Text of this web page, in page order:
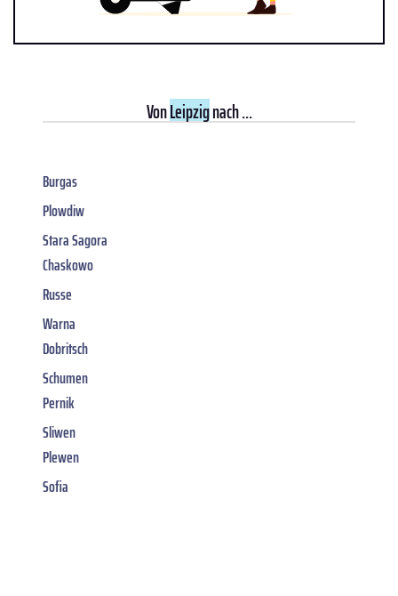
VonLeipzignach ...
Burgas
Plowdiw
Stara Sagora
Chaskowo
Russe
Warna
Dobritsch
Schumen
Pernik
Sliwen
Plewen
Sofia